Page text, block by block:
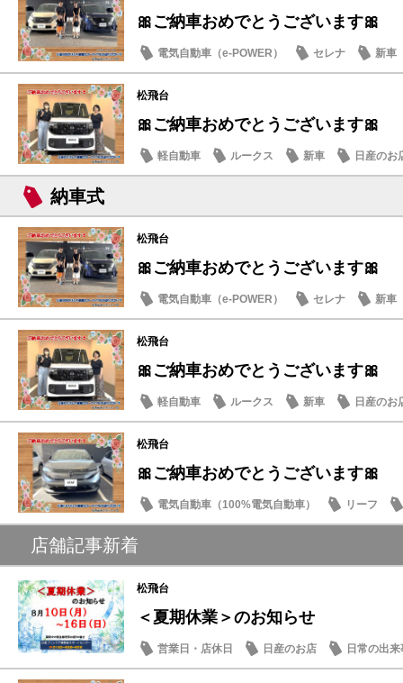
🎀ご納車おめでとうございます🎀
電気自動車（e-POWER） セレナ 新車
松飛台
🎀ご納車おめでとうございます🎀
軽自動車 ルークス 新車 日産のお
納車式
松飛台
🎀ご納車おめでとうございます🎀
電気自動車（e-POWER） セレナ 新車
松飛台
🎀ご納車おめでとうございます🎀
軽自動車 ルークス 新車 日産のお
松飛台
🎀ご納車おめでとうございます🎀
電気自動車（100%電気自動車） リーフ
店舗記事新着
松飛台
＜夏期休業＞のお知らせ
営業日・店休日 日産のお店 日常の出来